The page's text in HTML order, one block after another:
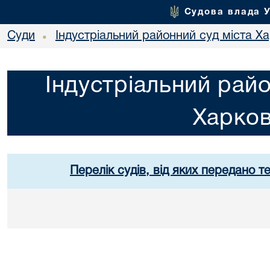
Судова влада
Суди • Індустріальний районний суд міста
Індустріальний
Перелік судів, від яких передано